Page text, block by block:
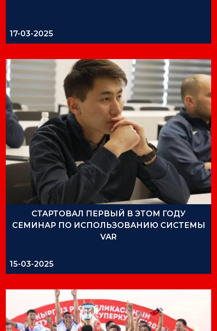
17-03-2025
СТАРТОВАЛ ПЕРВЫЙ В ЭТОМ ГОДУ
СЕМИНАР ПО ИСПОЛЬЗОВАНИЮ СИСТЕМЫ
VAR
15-03-2025